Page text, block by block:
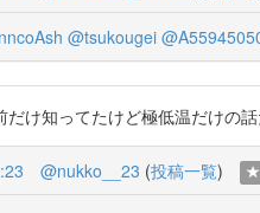
@tsukougei
だけ知ってたけど極低温だけの
@nukko__23 (投稿一覧)